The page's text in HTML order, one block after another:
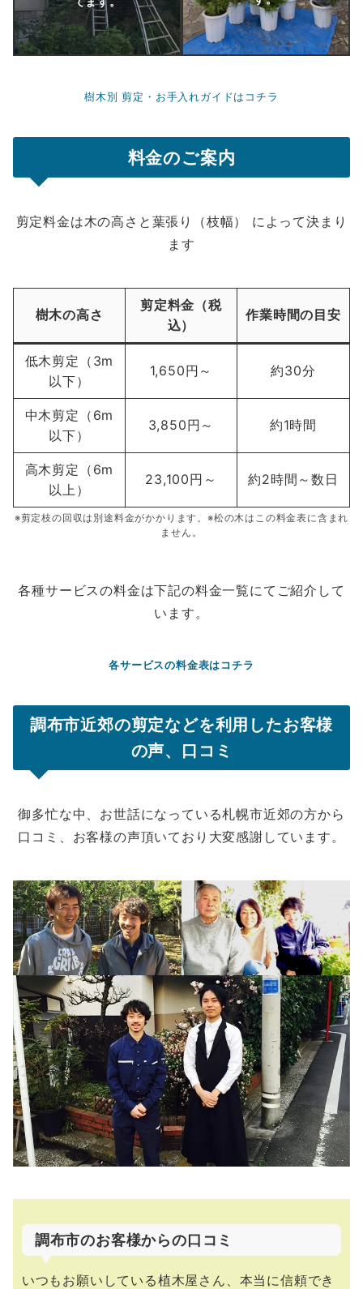
樹木別 剪定・お手入れガイドはコチラ
料金のご案内
剪定料金は木の高さと葉張り（枝幅） によって決まり
ます
樹木の高さ
剪定料金 （税
込）
作業時間の目安
低木剪定（3m
以下）
1,650円～ 約30分
中木剪定（6m
以下）
3,850円～ 約1時間
高木剪定（6m
以上）
23,100円～ 約2時間～数日
※剪定枝の回収は別途料金がかかります。※松の木はこの料金表に含まれ
ません。
各種サービスの料金は下記の料金一覧にてご紹介して
います。
各サービスの料金表はコチラ
調布市近郊の剪定などを利用したお客様
の声、口コミ
御多忙な中、お世話になっている札幌市近郊の方から
口コミ、お客様の声頂いており大変感謝しています。
調布市のお客様からの口コミ
いつもお願いしている植木屋さん、本当に信頼でき